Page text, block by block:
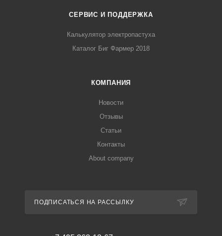
СЕРВИС И ПОДДЕРЖКА
Калькулятор электропастуха
Каталог Биг Фармер 2018
КОМПАНИЯ
Новости
Отзывы
Статьи
Контакты
About company
ПОДПИСАТЬСЯ НА РАССЫЛКУ